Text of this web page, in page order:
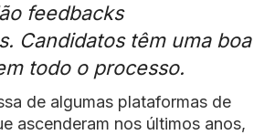
feedbacks
Candidatos têm uma boa
todo o processo.
de algumas plataformas de
ascenderam nos últimos anos,